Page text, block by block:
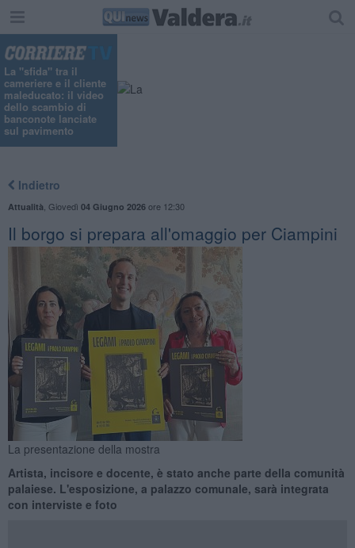
La "sfida" tra il
cameriere e il cliente
maleducato: il video
dello scambio di
banconote lanciate
sul pavimento
Indietro
Attualità Giovedì 04 Giugno 2026ore 12:30
Il borgo si prepara all'omaggio per Ciampini
La presentazione della mostra
Artista, incisore e docente, è stato anche parte della comunità
palaiese. L'esposizione, a palazzo comunale, sarà integrata
con interviste e foto